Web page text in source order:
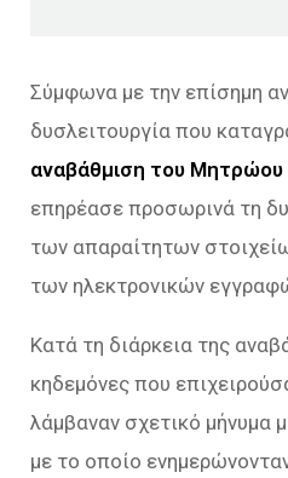
Σύμφωνα με την επίσημη
δυσλειτουργία που
αναβάθμιση του Μητρώου
επηρέασε προσωρινά τη
των απαραίτητων
των ηλεκτρονικών
Κατά τη διάρκεια της
κηδεμόνες που
λάμβαναν σχετικό μήνυμα
με το οποίο